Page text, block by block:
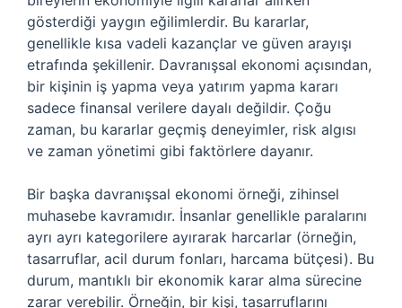
gösterdiği yaygın eğilimlerdir. Bu kararlar,
genellikle kısa vadeli kazançlar ve güven arayışı
etrafında şekillenir. Davranışsal ekonomi açısından,
bir kişinin iş yapma veya yatırım yapma kararı
sadece finansal verilere dayalı değildir. Çoğu
zaman, bu kararlar geçmiş deneyimler, risk algısı
ve zaman yönetimi gibi faktörlere dayanır.
Bir başka davranışsal ekonomi örneği, zihinsel
muhasebe kavramıdır. İnsanlar genellikle paralarını
ayrı ayrı kategorilere ayırarak harcarlar (örneğin,
tasarruflar, acil durum fonları, harcama bütçesi). Bu
durum, mantıklı bir ekonomik karar alma sürecine
zarar verebilir. Örneğin, bir kişi, tasarruflarını